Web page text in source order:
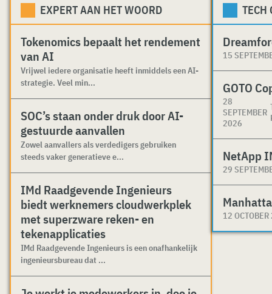
EXPERT AAN HET WOORD
Tokenomics bepaalt het rendement
van AI
Vrijwel iedere organisatie heeft inmiddels een AI-
strategie. Veel min...
SOC’s staan onder druk door AI-
gestuurde aanvallen
Zowel aanvallers als verdedigers gebruiken
steeds vaker generatieve e...
IMd Raadgevende Ingenieurs
biedt werknemers cloudwerkplek
met superzware reken- en
tekenapplicaties
IMd Raadgevende Ingenieurs is een onafhankelijk
ingenieursbureau dat ...
TECH
15
GOTO
28
SEPTEMBER
2026
NetApp
29
12